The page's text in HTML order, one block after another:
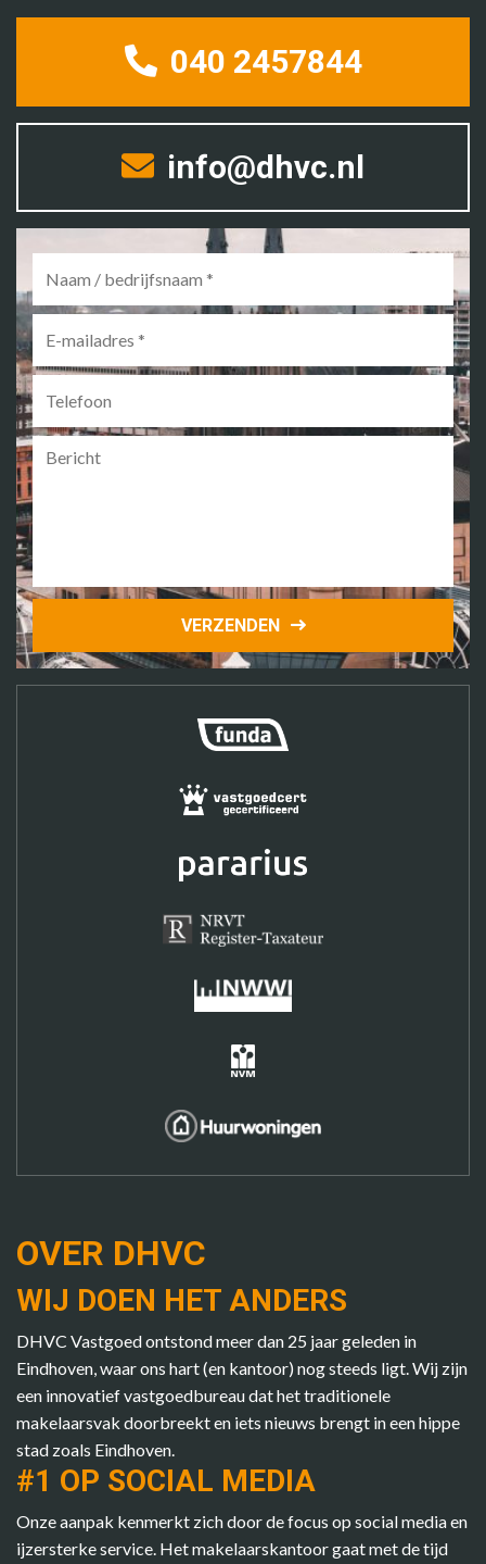
040 2457844
info@dhvc.nl
mailadres *
VERZENDEN
OVER DHVC
WIJ DOEN HET ANDERS
DHVC Vastgoed ontstond meer dan 25 jaar geleden in
Eindhoven, waar ons hart (en kantoor) nog steeds ligt. Wij zijn
een innovatief vastgoedbureau dat het traditionele
makelaarsvak doorbreekt en iets nieuws brengt in een hippe
stad zoals Eindhoven.
#1 OP SOCIAL MEDIA
Onze aanpak kenmerkt zich door de focus op social media en
ijzersterke service. Het makelaarskantoor gaat met de tijd